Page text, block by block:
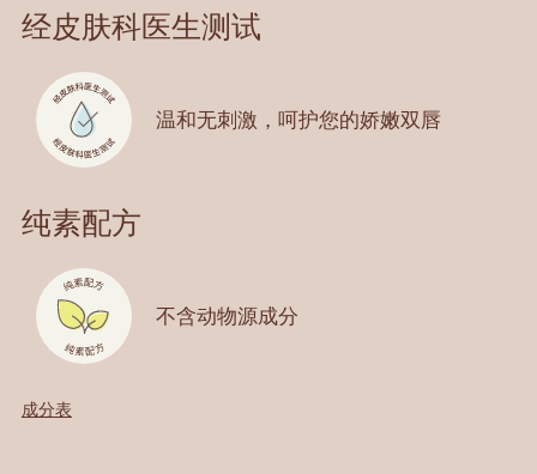
经皮肤科医生测试
温和无刺激， 呵护您的娇嫩双唇
纯素配方
不含动物源成分
成分表